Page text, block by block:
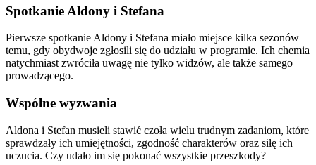
Spotkanie Aldony i Stefana
Pierwsze spotkanie Aldony i Stefana miało miejsce kilka sezonów
temu, gdy obydwoje zgłosili się do udziału w programie. Ich chemia
natychmiast zwróciła uwagę nie tylko widzów, ale także samego
prowadzącego.
Wspólne wyzwania
Aldona i Stefan musieli stawić czoła wielu trudnym zadaniom, które
sprawdzały ich umiejętności, zgodność charakterów oraz siłę ich
uczucia. Czy udało im się pokonać wszystkie przeszkody?